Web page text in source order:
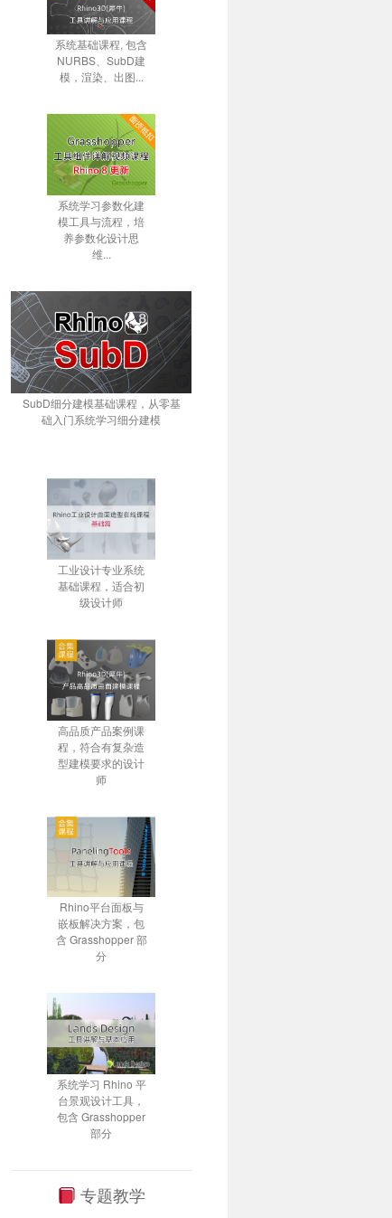
系统基础课程, 包含
NURBS、SubD建
模，渲染、出图...
系统学习参数化建
模工具与流程，培
养参数化设计思
维...
SubD细分建模基础课程，从零基
础入门系统学习细分建模
工业设计专业系统
基础课程，适合初
级设计师
高品质产品案例课
程，符合有复杂造
型建模要求的设计
师
Rhino平台面板与
嵌板解决方案，包
含 Grasshopper 部
分
系统学习 Rhino 平
台景观设计工具，
包含 Grasshopper
部分
专题教学